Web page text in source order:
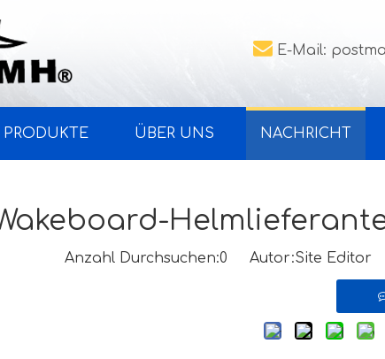
 E-Mail:
PRODUKTE ÜBER UNS NACHRICHT
Anzahl Durchsuchen:0 Autor:Site Editor